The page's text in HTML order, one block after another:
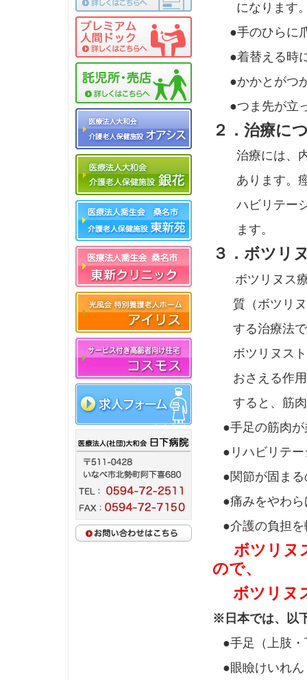
になります
●手のひらに
●着替える時
●かかとがつ
●つま先が立
２．治療に
治療には、内
あります。痙
ハビリテーシ
ます。
３．ボツリ
ボツリヌス
質（ボツリヌ
する治療法で
ボツリヌスト
おさえる作用
すると、筋肉
●手足の筋肉が
●リハビリテー
●関節が固まる
●痛みをやわら
●介護の負担を
ボツリヌ
ので、
ボツリヌ
※日本では、以
●手足（上肢・
●眼瞼けいれん